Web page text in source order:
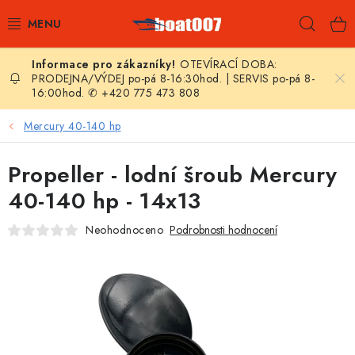
na
E-SHOP
AKČNÍ SLEVY
ZPRAVODAJ
KONTAKTY
NAFUKOVACÍ ČLUNY
OTEVÍRACÍ DOBA:
PRODEJNA/VÝDEJ po-pá 8-16:30hod. | SERVIS po-pá 8-
16:00hod. ✆ +420 775 473 808
Mercury 40-140 hp
Propeller - lodní šroub Mercury
40-140 hp - 14x13
Neohodnoceno Podrobnosti hodnocení